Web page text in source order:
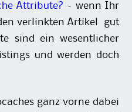
Attribute? – wenn Ihr
verlinkten Artikel gut
sind ein wesentlicher
und werden doch
ganz vorne dabei